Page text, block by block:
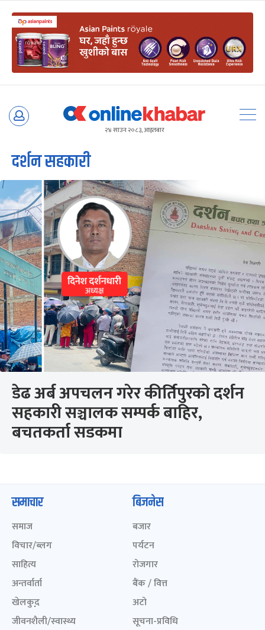
Skip
२४ साउन २०८३, आइतबार
दर्शन सहकारी
डेढ अर्ब अपचलन गरेर कीर्तिपुरको दर्शन
सहकारी सञ्चालक सम्पर्क बाहिर,
बचतकर्ता सडकमा
समाचार
समाज
विचार/ब्लग
साहित्य
अन्तर्वार्ता
खेलकुद़़
जीवनशैली/स्वास्थ्य
बिजनेस
बजार
पर्यटन
रोजगार
बैंक / वित्त
अटो
सूचना-प्रविधि